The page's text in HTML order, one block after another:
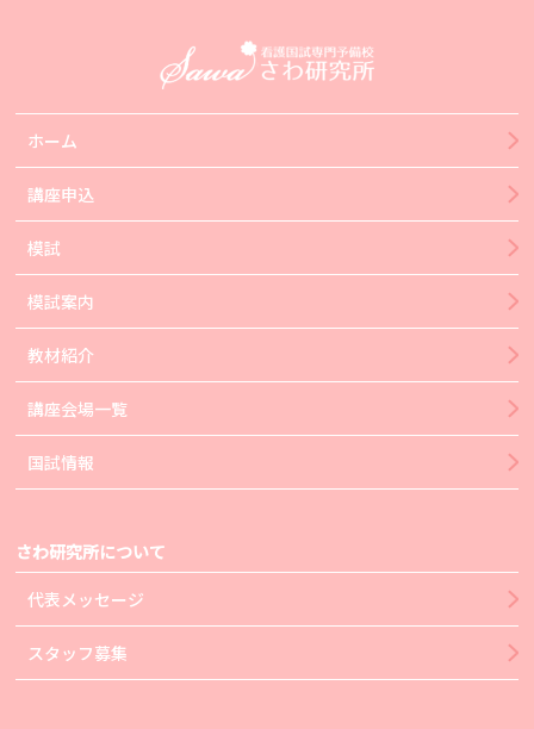
ホーム
講座申込
模試
模試案内
教材紹介
講座会場一覧
国試情報
さわ研究所について
代表メッセージ
スタッフ募集